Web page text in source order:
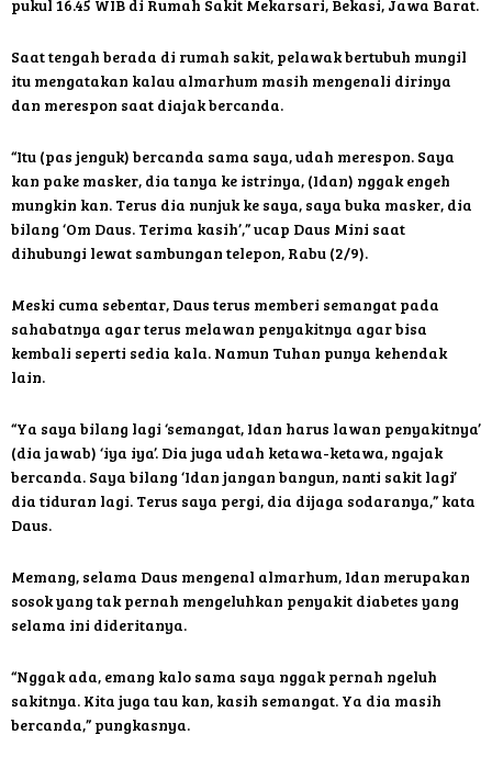
pukul 16.45 WIB di Rumah Sakit Mekarsari, Bekasi, Jawa Barat.
Saat tengah berada di rumah sakit, pelawak bertubuh mungil
itu mengatakan kalau almarhum masih mengenali dirinya
dan merespon saat diajak bercanda.
“Itu (pas jenguk) bercanda sama saya, udah merespon. Saya
kan pake masker, dia tanya ke istrinya, (Idan) nggak engeh
mungkin kan. Terus dia nunjuk ke saya, saya buka masker, dia
bilang ‘Om Daus. Terima kasih’,” ucap Daus Mini saat
dihubungi lewat sambungan telepon, Rabu (2/9).
Meski cuma sebentar, Daus terus memberi semangat pada
sahabatnya agar terus melawan penyakitnya agar bisa
kembali seperti sedia kala. Namun Tuhan punya kehendak
lain.
“Ya saya bilang lagi ‘semangat, Idan harus lawan penyakitnya’
(dia jawab) ‘iya iya’. Dia juga udah ketawa-ketawa, ngajak
bercanda. Saya bilang ‘Idan jangan bangun, nanti sakit lagi’
dia tiduran lagi. Terus saya pergi, dia dijaga sodaranya,” kata
Daus.
Memang, selama Daus mengenal almarhum, Idan merupakan
sosok yang tak pernah mengeluhkan penyakit diabetes yang
selama ini dideritanya.
“Nggak ada, emang kalo sama saya nggak pernah ngeluh
sakitnya. Kita juga tau kan, kasih semangat. Ya dia masih
bercanda,” pungkasnya.